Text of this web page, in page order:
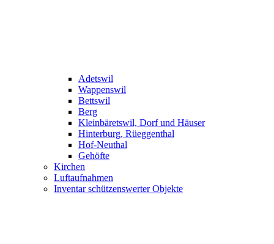
Adetswil
Wappenswil
Bettswil
Berg
Kleinbäretswil, Dorf und Häuser
Hinterburg, Rüeggenthal
Hof-Neuthal
Gehöfte
Kirchen
Luftaufnahmen
Inventar schützenswerter Objekte